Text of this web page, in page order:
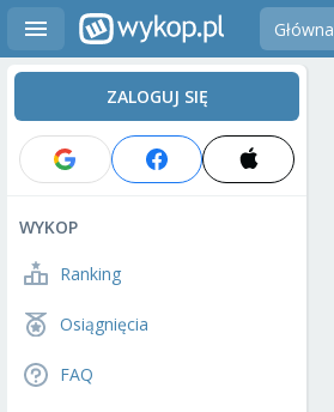
Główna
ZALOGUJ SIĘ
WYKOP
Ranking
Osiągnięcia
FAQ